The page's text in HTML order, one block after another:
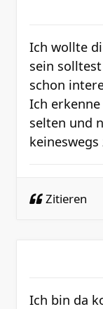
Ich wollte
sein
schon
Ich
selten und
Zitieren
Ich bin da